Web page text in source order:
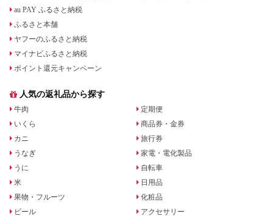
au PAY ふるさと納税
ふるさと本舗
ヤフーのふるさと納税
マイナビふるさと納税
ポイント還元キャンペーン
人気の返礼品から探す
牛肉
いくら
カニ
うなぎ
うに
米
果物・フルーツ
ビール
定期便
商品券・金券
旅行券
家電・電化製品
自転車
日用品
化粧品
アクセサリー